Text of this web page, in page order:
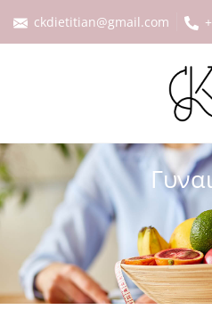
ckdietitian@gmail.com